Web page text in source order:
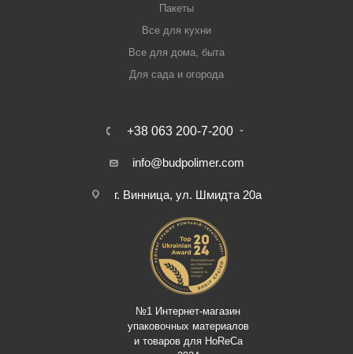
Пакеты
Все для кухни
Все для дома, быта
Для сада и огорода
+38 063 200-7-200
info@budpolimer.com
г. Винница, ул. Шмидта 20а
№1 Интернет-магазин
упаковочных материалов
и товаров для HoReCa